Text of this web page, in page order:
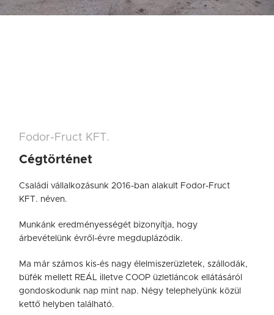
Fodor-Fruct KFT.
Cégtörténet
Családi vállalkozásunk 2016-ban alakult Fodor-Fruct
KFT. néven.
Munkánk eredményességét bizonyítja, hogy
árbevételünk évről-évre megduplázódik.
Ma már számos kis-és nagy élelmiszerüzletek, szállodák,
büfék mellett REÁL illetve COOP üzletláncok ellátásáról
gondoskodunk nap mint nap. Négy telephelyünk közül
kettő helyben található.